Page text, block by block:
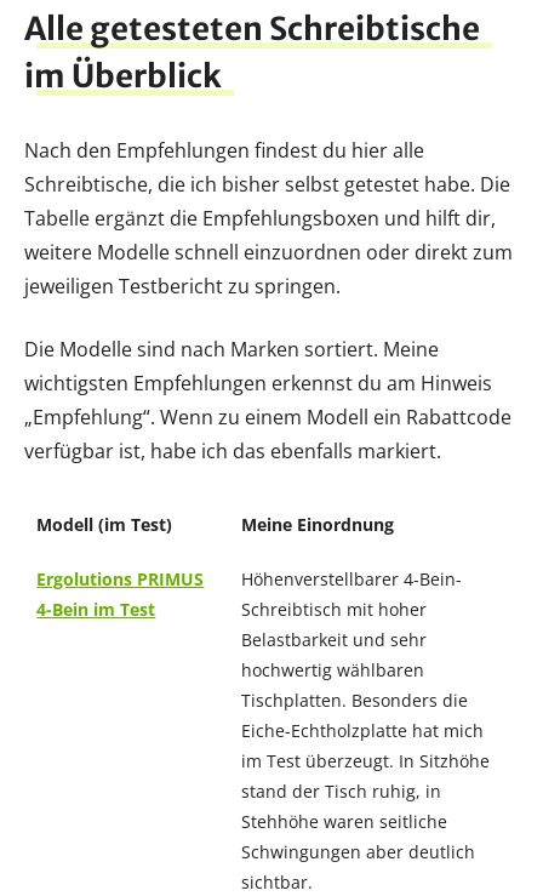
Alle getesteten Schreibtische
im Überblick
Nach den Empfehlungen findest du hier alle
Schreibtische, die ich bisher selbst getestet habe. Die
Tabelle ergänzt die Empfehlungsboxen und hilft dir,
weitere Modelle schnell einzuordnen oder direkt zum
jeweiligen Testbericht zu springen.
Die Modelle sind nach Marken sortiert. Meine
wichtigsten Empfehlungen erkennst du am Hinweis
„Empfehlung“. Wenn zu einem Modell ein Rabattcode
verfügbar ist, habe ich das ebenfalls markiert.
Modell (im Test) Meine Einordnung
Ergolutions PRIMUS
4-Bein im Test
Höhenverstellbarer 4-Bein-
Schreibtisch mit hoher
Belastbarkeit und sehr
hochwertig wählbaren
Tischplatten. Besonders die
Eiche-Echtholzplatte hat mich
im Test überzeugt. In Sitzhöhe
stand der Tisch ruhig, in
Stehhöhe waren seitliche
Schwingungen aber deutlich
sichtbar.